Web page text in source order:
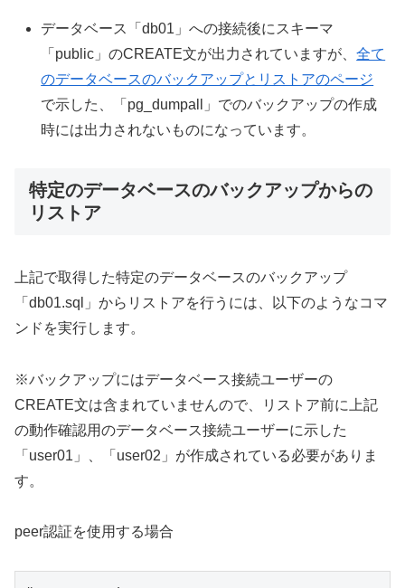
データベース「db01」への接続後にスキーマ
「public」のCREATE文が出力されていますが、全て
のデータベースのバックアップとリストアのページ
で示した、「pg_dumpall」でのバックアップの作成
時には出力されないものになっています。
特定のデータベースのバックアップからの
リストア
上記で取得した特定のデータベースのバックアップ
「db01.sql」からリストアを行うには、以下のようなコマ
ンドを実行します。
※バックアップにはデータベース接続ユーザーの
CREATE文は含まれていませんので、リストア前に上記
の動作確認用のデータベース接続ユーザーに示した
「user01」、「user02」が作成されている必要がありま
す。
peer認証を使用する場合